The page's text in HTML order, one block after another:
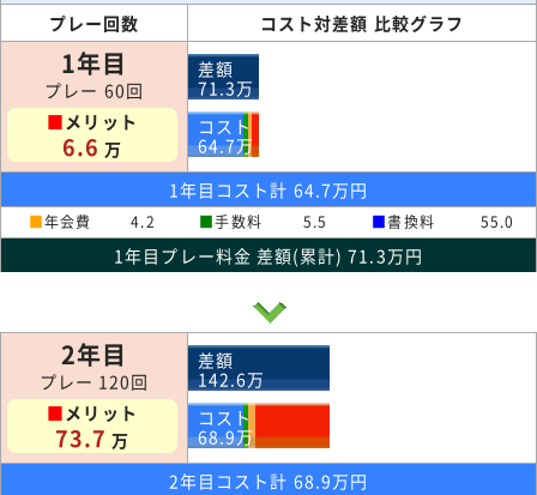
プレー回数
コスト対差額 比較グラフ
1年目
プレー 60回
■メリット
6.6 万
差額
71.3万
コスト
64.7万
1年目コスト計 64.7万円
■年会費 4.2 ■手数料 5.5 ■書換料 55.0
1年目プレー料金 差額(累計) 71.3万円
2年目
プレー 120回
■メリット
73.7 万
差額
142.6万
コスト
68.9万
2年目コスト計 68.9万円